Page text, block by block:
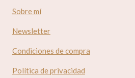
Sobre mí
Newsletter
Condiciones de compra
Política de privacidad